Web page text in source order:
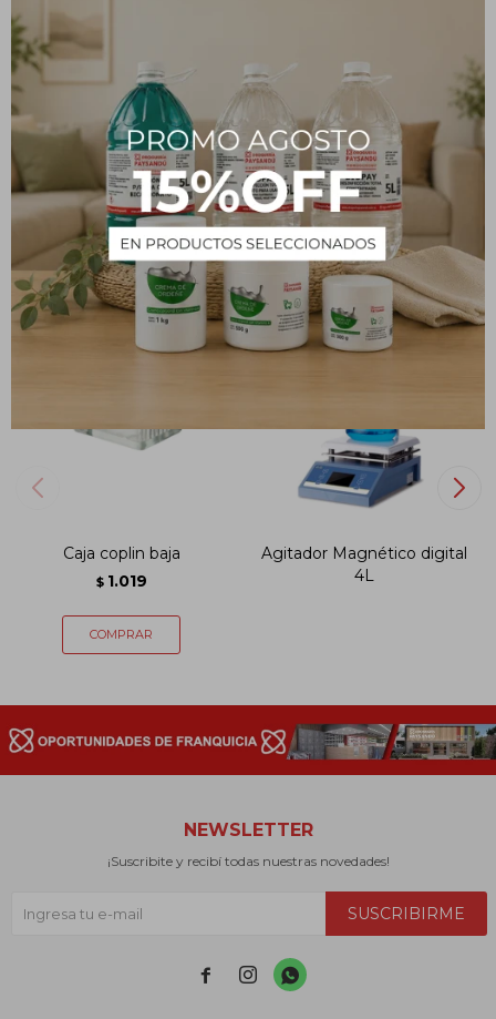
Mechero Bunsen
PRODUCTOS QUE TE PUEDEN INTERESAR
Caja coplin baja
$ 1.019
Agitador Magnético digital
4L
NEWSLETTER
¡Suscribite y recibí todas nuestras novedades!
SUSCRIBIRME
  